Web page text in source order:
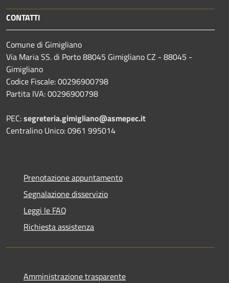
CONTATTI
Comune di Gimigliano
Via Maria SS. di Porto 88045 Gimigliano CZ - 88045 -
Gimigliano
Codice Fiscale: 00296900798
Partita IVA: 00296900798
PEC:segreteria.gimigliano@asmepec.it
Centralino Unico: 0961 995014
Prenotazione appuntamento
Segnalazione disservizio
Leggi le FAQ
Richiesta assistenza
Amministrazione trasparente